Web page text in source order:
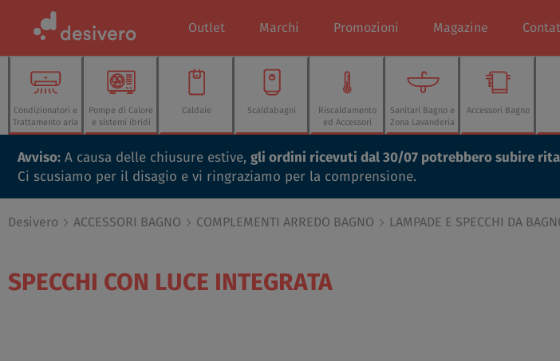
Outlet Marchi Promozioni Magazine
Condizionatori e
Trattamento aria
Pompe di Calore
e sistemi ibridi
Caldaie Scaldabagni
Riscaldamento
ed Accessori
Sanitari Bagno e
Zona Lavanderia
Accessori Bagno
Avviso: A causa delle chiusure estive, gli ordini ricevuti dal 30/07 potrebbero subire
Ci scusiamo per il disagio e vi ringraziamo per la comprensione.
Desivero ACCESSORI BAGNO COMPLEMENTI ARREDO BAGNO LAMPADE E SPECCHI DA
SPECCHI CON LUCE INTEGRATA